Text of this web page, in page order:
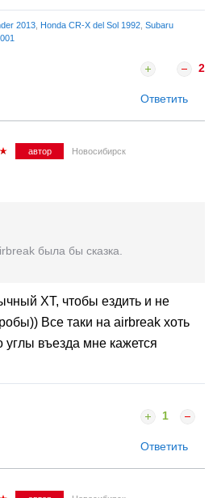
2013 Honda CR-X del Sol 1992 Subaru
2
Ответить
автор Новосибирск
была бы сказка.
XT, чтобы ездить и не
Все таки на airbreak хоть
углы въезда мне кажется
1
Ответить